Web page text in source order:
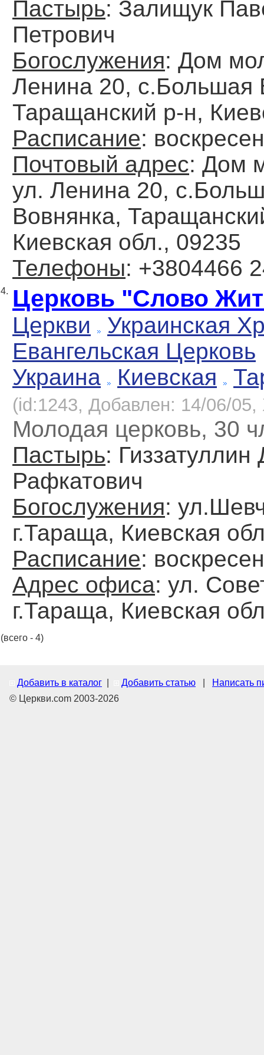
Пастырь: Залищук
Петрович
Богослужения: Дом
Ленина 20, с.Большая
Таращанский р-н,
Расписание:
Почтовый адрес: Дом
ул. Ленина 20,
Вовнянка,
Киевская обл., 09235
Телефоны: +3804466
4. Церковь "Слово
Церкви
Украинская
Евангельская Церковь
Украина
Киевская
(id:1243, Добавлен: 14/06/05,
Молодая церковь, 30
Пастырь: Гиззатуллин
Рафкатович
Богослужения:
г.Тараща, Киевская
Расписание:
Адрес офиса: ул.
г.Тараща, Киевская
(всего - 4)
Добавить в каталог Добавить статью
Написать
© Церкви.com 2003-2026